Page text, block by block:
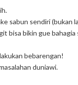
sabun sendiri (bukan
bisa bikin gue
bebarengan!
duniawi.